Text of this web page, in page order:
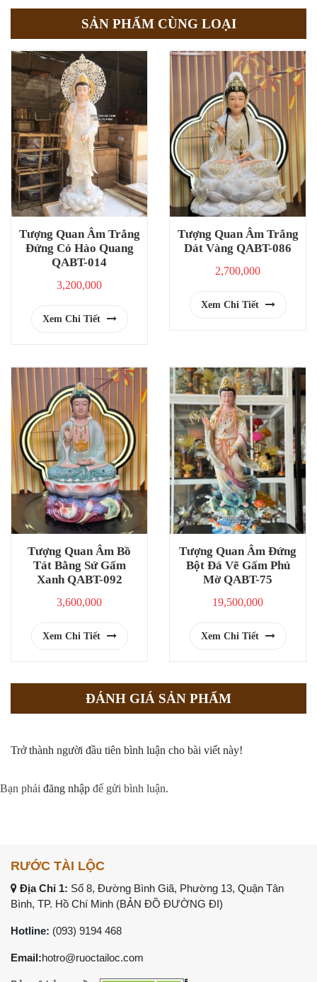
SẢN PHẨM CÙNG LOẠI
Tượng Quan Âm Trắng
Đứng Có Hào Quang
QABT-014
3,200,000
Xem Chi Tiết
Tượng Quan Âm Trắng
Dát Vàng QABT-086
2,700,000
Xem Chi Tiết
Tượng Quan Âm Bồ
Tát Bằng Sứ Gấm
Xanh QABT-092
3,600,000
Xem Chi Tiết
Tượng Quan Âm Đứng
Bột Đá Vẽ Gấm Phủ
Mờ QABT-75
19,500,000
Xem Chi Tiết
ĐÁNH GIÁ SẢN PHẨM
Trở thành người đầu tiên bình luận cho bài viết này!
Bạn phải đăng nhập để gửi bình luận.
RƯỚC TÀI LỘC
Địa Chỉ 1: Số 8, Đường Bình Giã, Phường 13, Quận Tân
Bình, TP. Hồ Chí Minh (BẢN ĐỒ ĐƯỜNG ĐI)
Hotline: (093) 9194 468
Email:hotro@ruoctailoc.com